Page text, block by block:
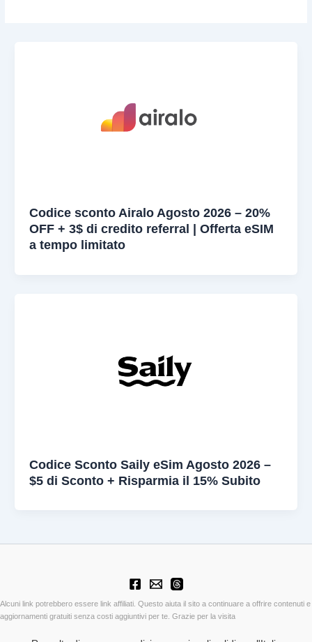
Codice sconto Airalo Agosto 2026 – 20%
OFF + 3$ di credito referral | Offerta eSIM
a tempo limitato
Codice Sconto Saily eSim Agosto 2026 –
$5 di Sconto + Risparmia il 15% Subito
Alcuni link potrebbero essere link affiliati. Questo aiuta il sito a continuare a offrire contenuti e
aggiornamenti gratuiti senza costi aggiuntivi per te. Grazie per la visita